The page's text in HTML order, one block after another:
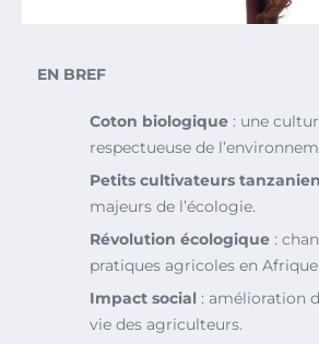
EN BREF
Coton biologique : une
respectueuse de
Petits cultivateurs
majeurs de l’écologie.
Révolution écologique :
pratiques agricoles en Afrique.
Impact social : amélioration
vie des agriculteurs.